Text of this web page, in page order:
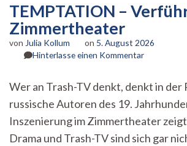
TEMPTATION –
Zimmertheater
von Julia Kollum on 5. August 2026
Hinterlasse einen Kommentarzu
Verführung
im
Wer an Trash-TV denkt, denkt in der
russische Autoren des 19.
Inszenierung im Zimmertheater
Drama und Trash-TV sind sich gar